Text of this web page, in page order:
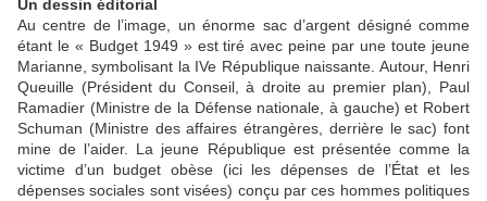
Un dessin éditorial
Au centre de l’image, un énorme sac d’argent désigné comme
étant le « Budget 1949 » est tiré avec peine par une toute jeune
Marianne, symbolisant la IVe République naissante. Autour, Henri
Queuille (Président du Conseil, à droite au premier plan), Paul
Ramadier (Ministre de la Défense nationale, à gauche) et Robert
Schuman (Ministre des affaires étrangères, derrière le sac) font
mine de l’aider. La jeune République est présentée comme la
victime d’un budget obèse (ici les dépenses de l’État et les
dépenses sociales sont visées) conçu par ces hommes politiques